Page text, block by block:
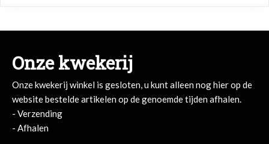
Onze kwekerij
Onze kwekerij winkel is gesloten, u kunt alleen nog hier op de
website bestelde artikelen op de genoemde tijden afhalen.
- Verzending
- Afhalen